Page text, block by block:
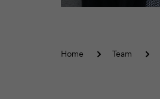
Home Team